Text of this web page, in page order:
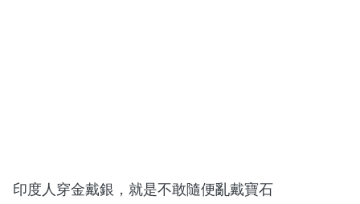
印度人穿金戴銀，就是不敢隨便亂戴寶石